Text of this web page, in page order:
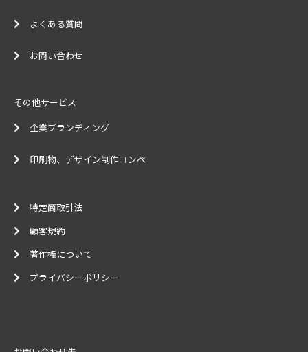
よくある質問
お問い合わせ
その他サービス
企業ブランディング
印刷物、デザイン制作コンペ
特定商取引法
顧客規約
著作権について
プライバシーポリシー